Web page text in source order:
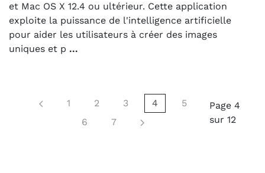
et Mac OS X 12.4 ou ultérieur. Cette application
exploite la puissance de l'intelligence artificielle
pour aider les utilisateurs à créer des images
uniques et p ...
1 2 3 4
5
6
7
Page 4
sur 12